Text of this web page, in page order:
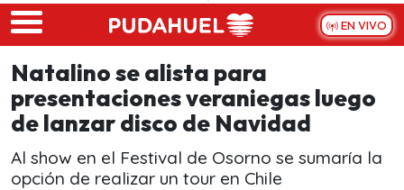
Skip to main content
EN VIVO
Natalino se alista para
presentaciones veraniegas luego
de lanzar disco de Navidad
Al show en el Festival de Osorno se sumaría la
opción de realizar un tour en Chile